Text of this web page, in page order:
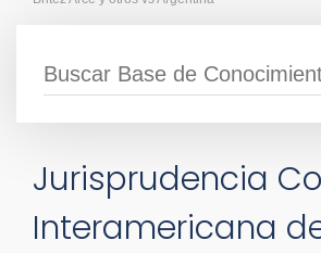
Jurisprudencia
Interamericana